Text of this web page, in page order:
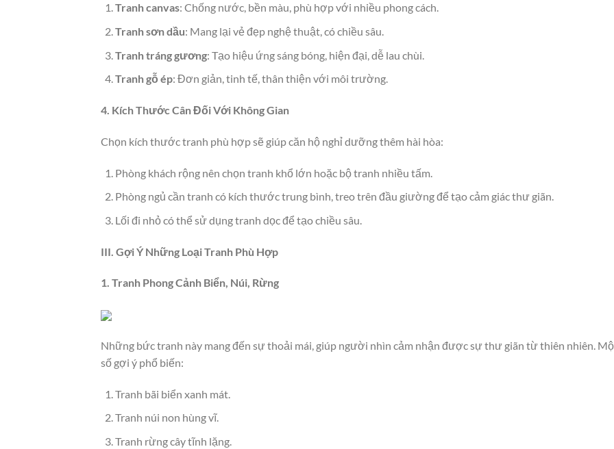
Tranh canvas: Chống nước, bền màu, phù hợp với nhiều phong cách.
Tranh sơn dầu: Mang lại vẻ đẹp nghệ thuật, có chiều sâu.
Tranh tráng gương: Tạo hiệu ứng sáng bóng, hiện đại, dễ lau chùi.
Tranh gỗ ép: Đơn giản, tinh tế, thân thiện với môi trường.
4. Kích Thước Cân Đối Với Không Gian
Chọn kích thước tranh phù hợp sẽ giúp căn hộ nghỉ dưỡng thêm hài hòa:
Phòng khách rộng nên chọn tranh khổ lớn hoặc bộ tranh nhiều tấm.
Phòng ngủ cần tranh có kích thước trung bình, treo trên đầu giường để tạo cảm giác thư giãn.
Lối đi nhỏ có thể sử dụng tranh dọc để tạo chiều sâu.
III. Gợi Ý Những Loại Tranh Phù Hợp
1. Tranh Phong Cảnh Biển, Núi, Rừng
Những bức tranh này mang đến sự thoải mái, giúp người nhìn cảm nhận được sự thư giãn từ thiên nhiên.
số gợi ý phổ biến:
Tranh bãi biển xanh mát.
Tranh núi non hùng vĩ.
Tranh rừng cây tĩnh lặng.